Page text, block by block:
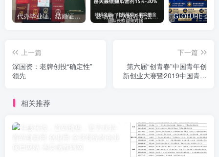
代办毕业证、结婚证、房产证、不动产权证书、离婚证、中专/大专/高中 ​波场链TRX哈希玩法深度解析：低门槛也能实现稳定回报的新思路
上一篇
深国资：老牌创投“确定性”
领先
下一篇
第六届“创青春”中国青年创
新创业大赛暨2019中国青年
相关推荐